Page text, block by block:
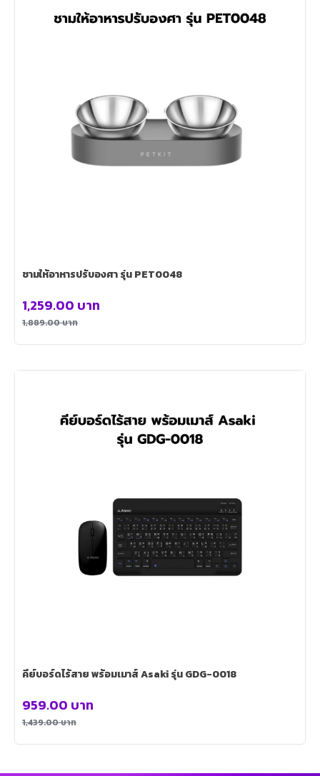
ชามให้อาหารปรับองศา รุ่น PET0048
1,889.00บาท
1,259.00 บาท
คีย์บอร์ดไร้สาย พร้อมเมาส์ Asaki รุ่น GDG-0018
1,439.00บาท
959.00 บาท